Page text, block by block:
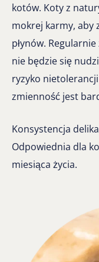
kotów. Koty z
mokrej karmy, aby
płynów.
nie będzie się
ryzyko
zmienność jest
Konsystencja
Odpowiednia dla
miesiąca życia.